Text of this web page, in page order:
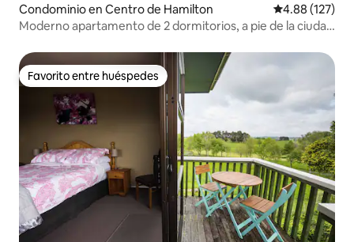
Condominio en Centro de Hamilton Calificación
4.88 (127)
Moderno apartamento de 2 dormitorios, a pie de la ciudad
Favorito entre huéspedes
Favorito entre huéspedes